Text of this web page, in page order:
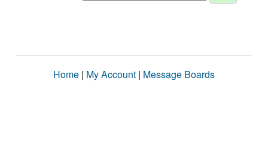
Home | My Account | Message Boards